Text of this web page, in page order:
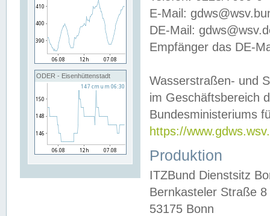
ODER - Eisenhüttenstadt
E-Mail:
DE-Mail:
Empfänger das DE-
Wasserstraßen- und
im Geschäftsbereich
Bundesministeriums
https://
Produktion
ITZBund Dienstsitz
Bernkasteler Straße 8
53175 Bonn